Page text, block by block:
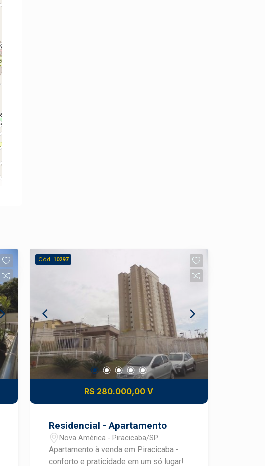
Cód. 10297
R$ 280.000,00 V
Residencial - Apartamento
Nova América - Piracicaba/SP
Apartamento à venda em Piracicaba -
conforto e praticidade em um só lugar!